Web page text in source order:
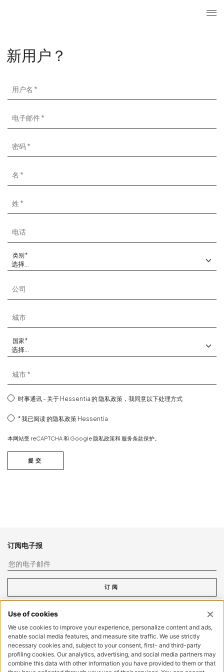
已注册
菜单
新用户？
用户名
电子邮件
密码
名
姓
电话
类别
公司
城市
国家
城市
时事通讯 - 关于 Hessentia 的 隐私政策 ，我同意以下处理方式
我已阅读的隐私政策 Hessentia
本网站受 reCAPTCHA 和 Google隐私政策和 服务条款保护。
提交
订阅电子报
订阅
客户专区
登录